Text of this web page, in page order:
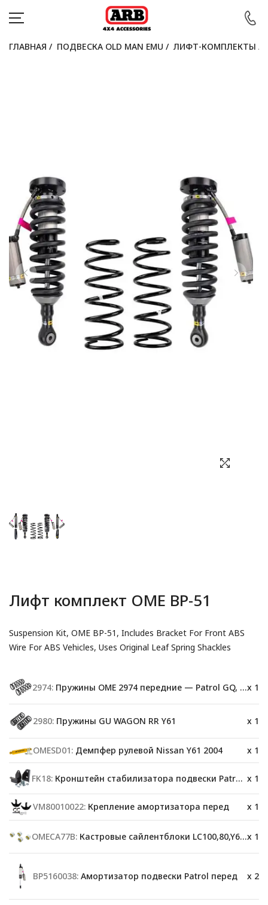
БЛОГ
ПОКУПАТЕЛЯМ
КОНТАКТЫ
Войти
Выбор языка
Выбор валюты
ГЛАВНАЯ / ПОДВЕСКА OLD MAN EMU / ЛИФТ-КОМПЛЕКТЫ /
Лифт комплект OME BP-51
Suspension Kit, OME BP-51, Includes Bracket For Front ABS
Wire For ABS Vehicles, Uses Original Leaf Spring Shackles
2974: Пружины OME 2974 передние — Patrol GQ, GU x 1
2980: Пружины GU WAGON RR Y61 x 1
OMESD01: Демпфер рулевой Nissan Y61 2004 x 1
FK18:Кронштейн стабилизатора подвески Patrol Y61 x 1
VM80010022: Крепление амортизатора перед x 1
OMECA77B: Кастровые сайлентблоки LC100,80,Y60,78 x 1
BP5160038: Амортизатор подвески Patrol перед x 2